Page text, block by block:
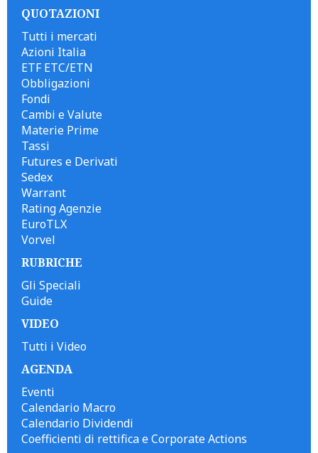
QUOTAZIONI
Tutti i mercati
Azioni Italia
ETF ETC/ETN
Obbligazioni
Fondi
Cambi e Valute
Materie Prime
Tassi
Futures e Derivati
Sedex
Warrant
Rating Agenzie
EuroTLX
Vorvel
RUBRICHE
Gli Speciali
Guide
VIDEO
Tutti i Video
AGENDA
Eventi
Calendario Macro
Calendario Dividendi
Coefficienti di rettifica e Corporate Actions